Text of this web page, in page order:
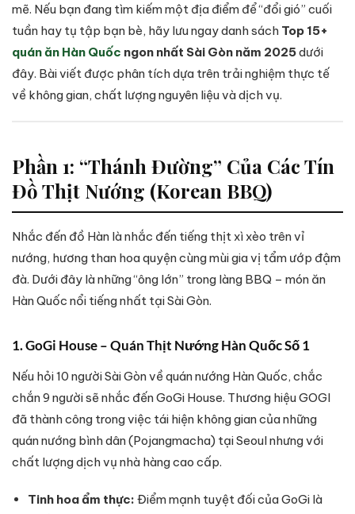
mẽ. Nếu bạn đang tìm kiếm một địa điểm để “đổi gió” cuối
tuần hay tụ tập bạn bè, hãy lưu ngay danh sách Top 15+
quán ăn Hàn Quốc ngon nhất Sài Gòn năm 2025dưới
đây. Bài viết được phân tích dựa trên trải nghiệm thực tế
về không gian, chất lượng nguyên liệu và dịch vụ.
Phần 1: “Thánh Đường” Của Các Tín
Đồ Thịt Nướng (Korean BBQ)
Nhắc đến đồ Hàn là nhắc đến tiếng thịt xì xèo trên vỉ
nướng, hương than hoa quyện cùng mùi gia vị tẩm ướp đậm
đà. Dưới đây là những “ông lớn” trong làng BBQ – món ăn
Hàn Quốc nổi tiếng nhất tại Sài Gòn.
1. GoGi House – Quán Thịt Nướng Hàn Quốc Số 1
Nếu hỏi 10 người Sài Gòn về quán nướng Hàn Quốc, chắc
chắn 9 người sẽ nhắc đến GoGi House. Thương hiệu GOGI
đã thành công trong việc tái hiện không gian của những
quán nướng bình dân (Pojangmacha) tại Seoul nhưng với
chất lượng dịch vụ nhà hàng cao cấp.
Tinh hoa ẩm thực: Điểm mạnh tuyệt đối của GoGi là